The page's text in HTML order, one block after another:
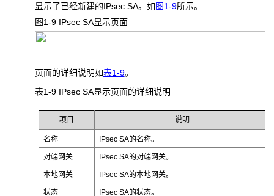
显示了已经新建的IPsec SA。如图1-9所示。
图1-9 IPsec SA显示页面
页面的详细说明如表1-9。
表1-9 IPsec SA显示页面的详细说明
项目 说明
名称 IPsec SA的名称。
对端网关 IPsec SA的对端网关。
本地网关 IPsec SA的本地网关。
状态 IPsec SA的状态。